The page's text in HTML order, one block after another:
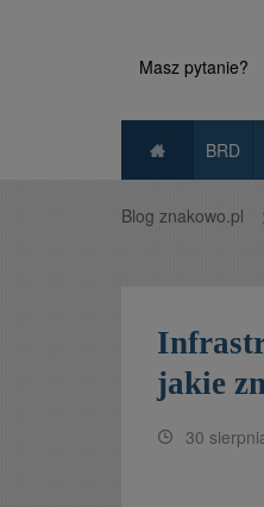
Masz pytanie?
BRD
Blog znakowo.pl
jakie
30